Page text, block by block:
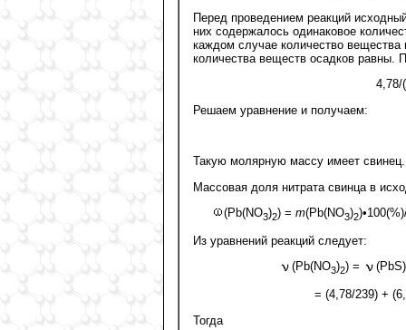
Перед проведением реакций
них содержалось одинаковое
каждом случае количество вещества
количества веществ осадков равны.
4,78/(
Решаем уравнение и получаем:
Такую молярную массу имеет
Массовая доля нитрата свинца в
(Pb(NO3)2) = m(Pb(NO3)2
Из уравнений реакций следует:
(Pb(NO3)2) =
= (4,78/239) +
Тогда